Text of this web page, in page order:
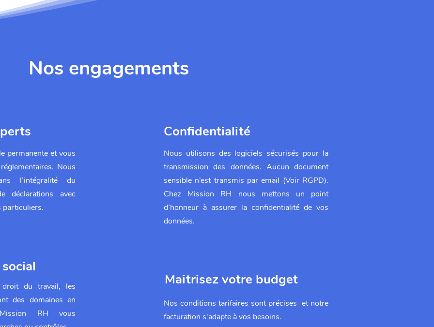
Nos engagements
permanente et vous
Nous
l’intégralité du
déclarations avec
particuliers.
du travail, les
des domaines en
RH vous
Confidentialité
Nous utilisons des logiciels sécurisés pour la
transmission des données. Aucun document
sensible n’est transmis par email (Voir RGPD).
Chez Mission RH nous mettons un point
d’honneur à assurer la confidentialité de vos
données.
Maitrisez votre budget
Nos conditions tarifaires sont précises et notre
facturation s'adapte à vos besoins.